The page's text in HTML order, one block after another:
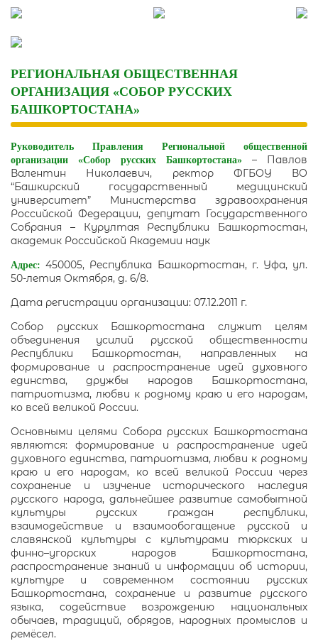
Skip
content
РЕГИОНАЛЬНАЯ ОБЩЕСТВЕННАЯ
ОРГАНИЗАЦИЯ «СОБОР РУССКИХ
БАШКОРТОСТАНА»
Руководитель Правления Региональной общественной
организации «Собор русских Башкортостана»
– Павлов
Валентин Николаевич, ректор ФГБОУ ВО
“Башкирский государственный медицинский
университет” Министерства здравоохранения
Российской Федерации, депутат Государственного
Собрания – Курултая Республики Башкортостан,
академик Российской Академии наук
Адрес: 450005, Республика Башкортостан, г. Уфа, ул.
50-летия Октября, д. 6/8.
Дата регистрации организации: 07.12.2011 г.
Собор русских Башкортостана служит целям
объединения усилий русской общественности
Республики Башкортостан, направленных на
формирование и распространение идей духовного
единства, дружбы народов Башкортостана,
патриотизма, любви к родному краю и его народам,
ко всей великой России.
Основными целями Собора русских Башкортостана
являются: формирование и распространение идей
духовного единства, патриотизма, любви к родному
краю и его народам, ко всей великой России через
сохранение и изучение исторического наследия
русского народа, дальнейшее развитие самобытной
культуры русских граждан республики,
взаимодействие и взаимообогащение русской и
славянской культуры с культурами тюркских и
финно–угорских народов Башкортостана,
распространение знаний и информации об истории,
культуре и современном состоянии русских
Башкортостана, сохранение и развитие русского
языка, содействие возрождению национальных
обычаев, традиций, обрядов, народных промыслов и
ремёсел.